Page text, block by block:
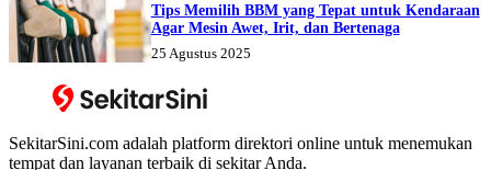
Tips Memilih BBM yang Tepat untuk Kendaraan
Agar Mesin Awet, Irit, dan Bertenaga
25 Agustus 2025
SekitarSini.com adalah platform direktori online untuk menemukan
tempat dan layanan terbaik di sekitar Anda.